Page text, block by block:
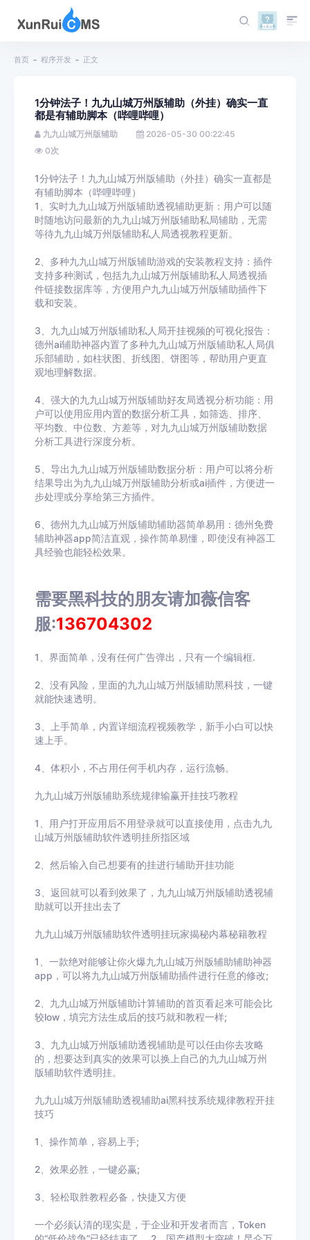
首页 程序开发 正文
1分钟法子！九九山城万州版辅助（外挂）确实一直
都是有辅助脚本（哔哩哔哩）
九九山城万州版辅助
2026-05-30 00:22:45
0次
1分钟法子！九九山城万州版辅助（外挂）确实一直都是
有辅助脚本（哔哩哔哩）
1、实时九九山城万州版辅助透视辅助更新：用户可以随
时随地访问最新的九九山城万州版辅助私局辅助，无需
等待九九山城万州版辅助私人局透视教程更新。
2、多种九九山城万州版辅助游戏的安装教程支持：插件
支持多种测试，包括九九山城万州版辅助私人局透视插
件链接数据库等，方便用户九九山城万州版辅助插件下
载和安装。
3、九九山城万州版辅助私人局开挂视频的可视化报告：
德州ai辅助神器内置了多种九九山城万州版辅助私人局俱
乐部辅助，如柱状图、折线图、饼图等，帮助用户更直
观地理解数据。
4、强大的九九山城万州版辅助好友局透视分析功能：用
户可以使用应用内置的数据分析工具，如筛选、排序、
平均数、中位数、方差等，对九九山城万州版辅助数据
分析工具进行深度分析。
5、导出九九山城万州版辅助数据分析：用户可以将分析
结果导出为九九山城万州版辅助分析或ai插件，方便进一
步处理或分享给第三方插件。
6、德州九九山城万州版辅助辅助器简单易用：德州免费
辅助神器app简洁直观，操作简单易懂，即使没有神器工
具经验也能轻松效果。
需要黑科技的朋友请加薇信客
服:136704302
1、界面简单，没有任何广告弹出，只有一个编辑框.
2、没有风险，里面的九九山城万州版辅助黑科技，一键
就能快速透明。
3、上手简单，内置详细流程视频教学，新手小白可以快
速上手。
4、体积小，不占用任何手机内存，运行流畅。
九九山城万州版辅助系统规律输赢开挂技巧教程
1、用户打开应用后不用登录就可以直接使用，点击九九
山城万州版辅助软件透明挂所指区域
2、然后输入自己想要有的挂进行辅助开挂功能
3 、返回就可以看到效果了， 九九山城万州版辅助透视辅
助就可以开挂出去了
九九山城万州版辅助软件透明挂玩家揭秘内幕秘籍教程
1、一款绝对能够让你火爆九九山城万州版辅助辅助神器
app，可以将九九山城万州版辅助插件进行任意的修改;
2、 九九山城万州版辅助计算辅助的首页看起来可能会比
较low ，填完方法生成后的技巧就和教程一样;
3、 九九山城万州版辅助透视辅助是可以任由你去攻略
的，想要达到真实的效果可以换上自己的九九山城万州
版辅助软件透明挂。
九九山城万州版辅助透视辅助ai黑科技系统规律教程开挂
技巧
1、操作简单，容易上手;
2 、效果必胜，一键必赢;
3 、轻松取胜教程必备，快捷又方便
一个必须认清的现实是，于企业和开发者而言，Token